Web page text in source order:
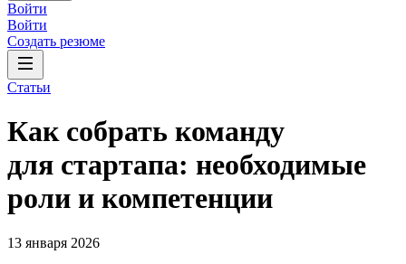
Войти
Войти
Создать резюме
Статьи
Как собрать команду
для стартапа: необходимые
роли и компетенции
13 января 2026